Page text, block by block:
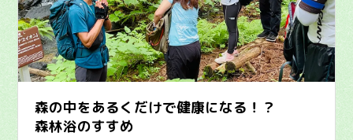
森の中をあるくだけで健康になる！？
森林浴のすすめ